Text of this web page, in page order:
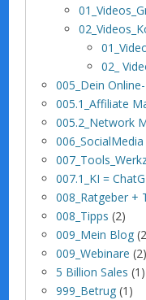
02_
005_Dein
005.1_Affiliate
005.2_Network
006_SocialMedia
007.1_KI =
008_Ratgeber +
008_Tipps (2)
009_Mein Blog
009_Webinare (2)
5 Billion Sales (1)
999_Betrug (1)